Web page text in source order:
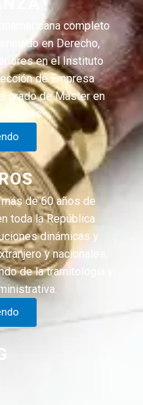
completo
en Derecho,
en el Instituto
de Empresa
grado de Máster en
de 60 años de
toda la República
dinámicas y
y nacionales,
de la tramitología y